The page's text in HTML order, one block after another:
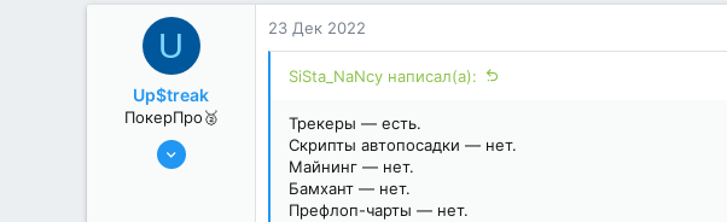
3
U
Up$treak
ПокерПро🥈
17 Авг 2022
23 Дек 2022
SiSta_NaNcy написал(а):
Трекеры — есть.
Скрипты автопосадки — нет.
Майнинг — нет.
Бамхант — нет.
Префлоп-чарты — нет.